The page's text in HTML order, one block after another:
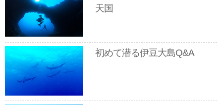
天国
初めて潜る伊豆大島Q&A